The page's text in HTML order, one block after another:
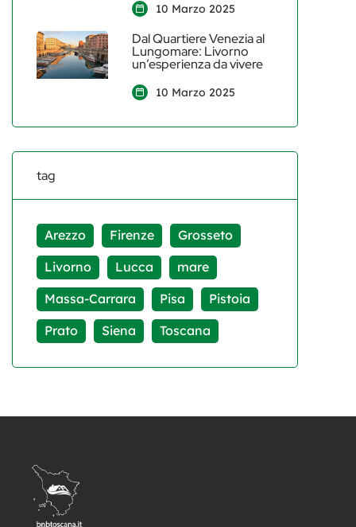
10 Marzo 2025
Dal Quartiere Venezia al
Lungomare: Livorno
un’esperienza da vivere
10 Marzo 2025
tag
Arezzo Firenze
Grosseto
Livorno
Lucca
mare
Massa-Carrara
Pisa
Pistoia
Prato
Siena Toscana